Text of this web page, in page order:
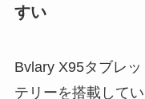
すい
Bvlary X95タブレ
テリーを搭載して